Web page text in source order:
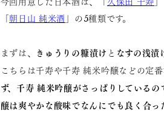
「朝日山 純米酒 」の5種類です。
まずは、 きゅうりの糠漬け と なすの浅漬
こちらは千寿や千寿 純米吟醸などの定
ず、千寿 純米吟醸がさっぱりしている
醸は爽やかな酸味でなんにでも良く合っ